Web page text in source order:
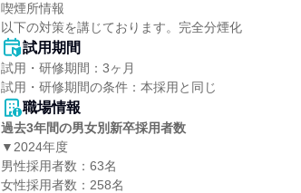
喫煙所情報
以下の対策を講じております。完全分煙化
試用期間
試用・研修期間：3ヶ月
職場情報
過去3年間の男女別新卒採用者数
▼2024年度
男性採用者数：63名
女性採用者数：258名